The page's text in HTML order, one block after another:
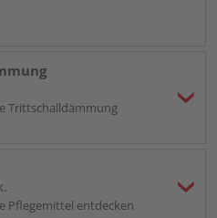
Trittschalldämmung
Pflegemittel entdecken